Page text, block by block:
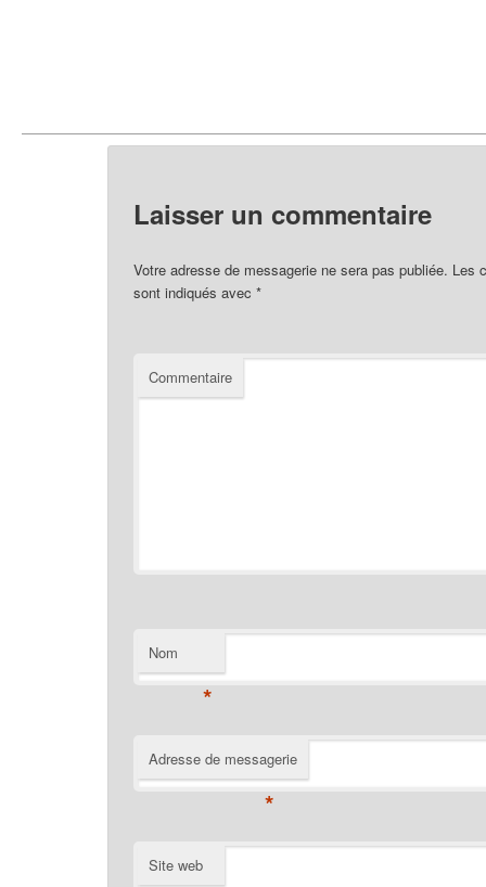
Laisser un commentaire
Votre adresse de messagerie ne sera pas publiée. Les
sont indiqués avec *
Commentaire
Nom
*
Adresse de messagerie
*
Site web